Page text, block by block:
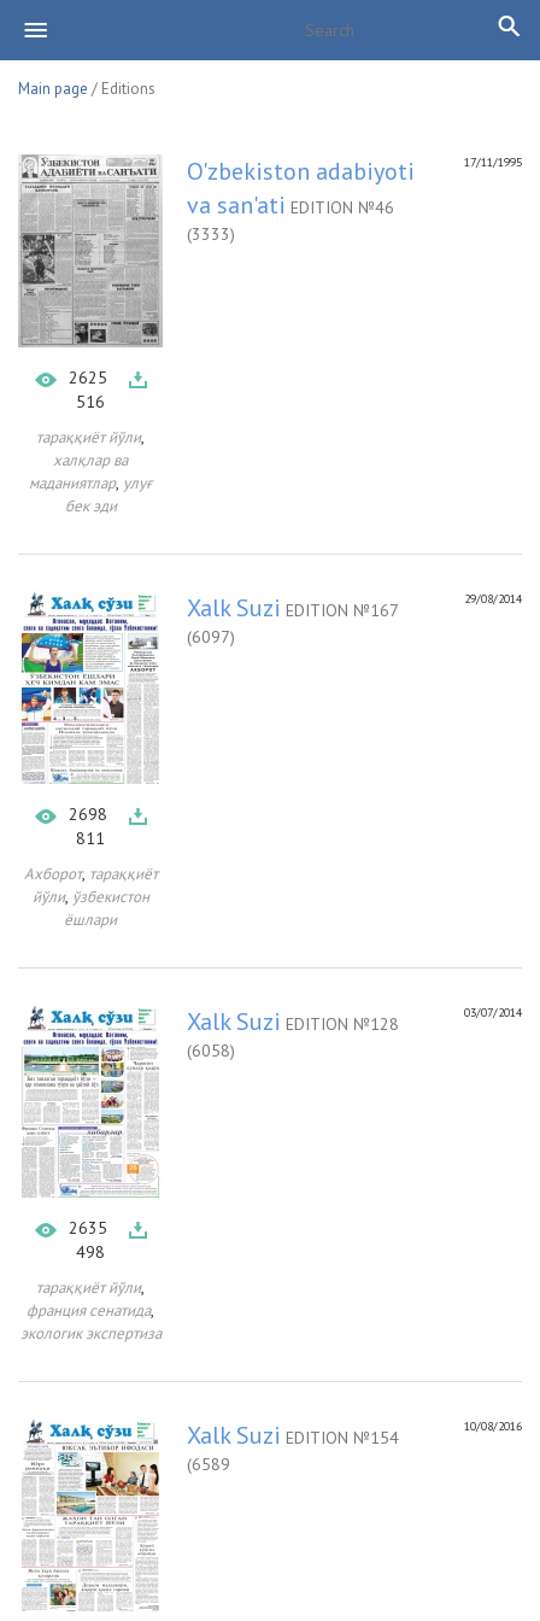
Main page / Editions
2625
516
тараққиёт йўли,
халқлар ва
маданиятлар, улуғ
бек эди
17/11/1995
O'zbekiston adabiyoti
va san'ati EDITION №46
(3333)
2698
811
Ахборот, тараққиёт
йўли, ўзбекистон
ёшлари
29/08/2014
Xalk Suzi EDITION №167
(6097)
2635
498
тараққиёт йўли,
франция сенатида,
экологик экспертиза
03/07/2014
Xalk Suzi EDITION №128
(6058)
10/08/2016
Xalk Suzi EDITION №154
(6589